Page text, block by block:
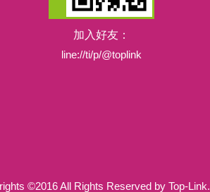
加入好友：
line://ti/p/@toplink
©2016 All Rights Reserved by Top-Link.